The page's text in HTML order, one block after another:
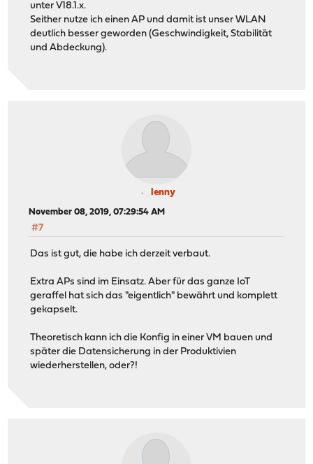
unter V18.1.x.
Seither nutze ich einen AP und damit ist unser WLAN
deutlich besser geworden (Geschwindigkeit, Stabilität
und Abdeckung).
lenny
November 08, 2019, 07:29:54 AM
#7
Das ist gut, die habe ich derzeit verbaut.
Extra APs sind im Einsatz. Aber für das ganze IoT
geraffel hat sich das "eigentlich" bewährt und komplett
gekapselt.
Theoretisch kann ich die Konfig in einer VM bauen und
später die Datensicherung in der Produktivien
wiederherstellen, oder?!